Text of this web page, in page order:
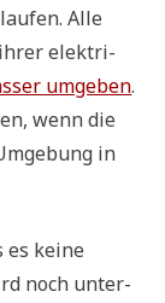
Alle
ihrer elek­tri­
umge­ben.
wenn die
in
es kei­ne
noch unter­